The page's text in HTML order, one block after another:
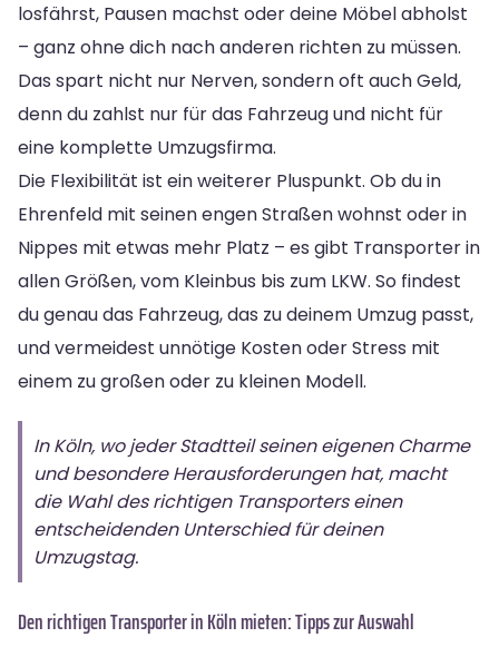
losfährst, Pausen machst oder deine Möbel abholst
– ganz ohne dich nach anderen richten zu müssen.
Das spart nicht nur Nerven, sondern oft auch Geld,
denn du zahlst nur für das Fahrzeug und nicht für
eine komplette Umzugsfirma.
Die Flexibilität ist ein weiterer Pluspunkt. Ob du in
Ehrenfeld mit seinen engen Straßen wohnst oder in
Nippes mit etwas mehr Platz – es gibt Transporter in
allen Größen, vom Kleinbus bis zum LKW. So findest
du genau das Fahrzeug, das zu deinem Umzug passt,
und vermeidest unnötige Kosten oder Stress mit
einem zu großen oder zu kleinen Modell.
In Köln, wo jeder Stadtteil seinen eigenen Charme
und besondere Herausforderungen hat, macht
die Wahl des richtigen Transporters einen
entscheidenden Unterschied für deinen
Umzugstag.
Den richtigen Transporter in Köln mieten: Tipps zur Auswahl